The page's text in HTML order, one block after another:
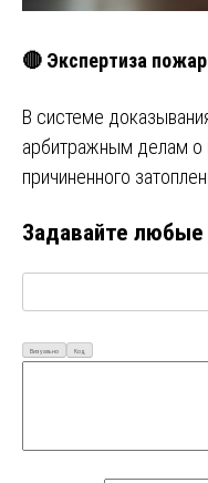
🔴 Экспертиза
В системе
арбитражным делам
причиненного
Задавайте
Визуально Код